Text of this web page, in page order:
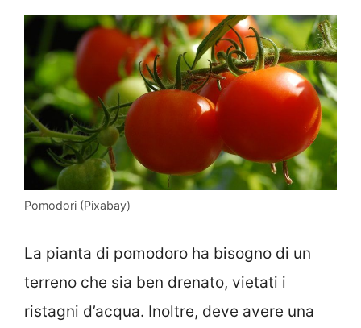
Pomodori (Pixabay)
La pianta di pomodoro ha bisogno di un
terreno che sia ben drenato, vietati i
ristagni d’acqua. Inoltre, deve avere una